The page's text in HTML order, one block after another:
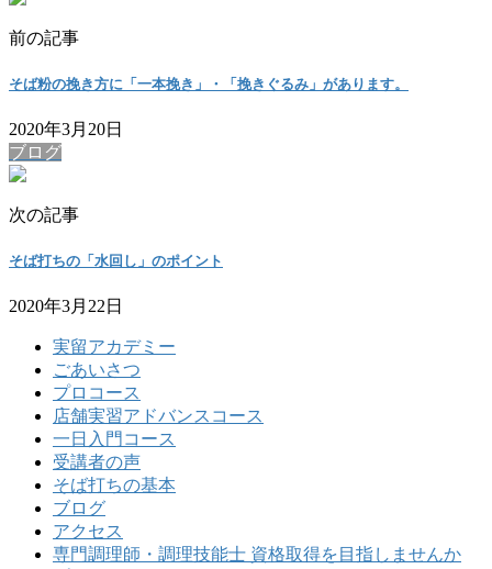
前の記事
そば粉の挽き方に「一本挽き」・「挽きぐるみ」があります。
2020年3月20日
ブログ
次の記事
そば打ちの「水回し」のポイント
2020年3月22日
実留アカデミー
ごあいさつ
プロコース
店舗実習アドバンスコース
一日入門コース
受講者の声
そば打ちの基本
ブログ
アクセス
専門調理師・調理技能士 資格取得を目指しませんか